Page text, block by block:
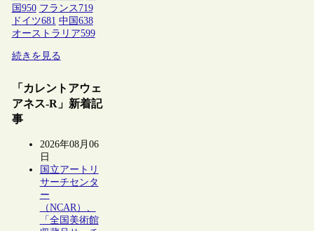
国 950 フランス 719
ドイツ681 中国 638
オーストラリア599
続きを見る
「カレントアウェ
アネス-R」新着記
事
2026年08月06
日
国立アートリ
サーチセンタ
ー
（NCAR）、
「全国美術館